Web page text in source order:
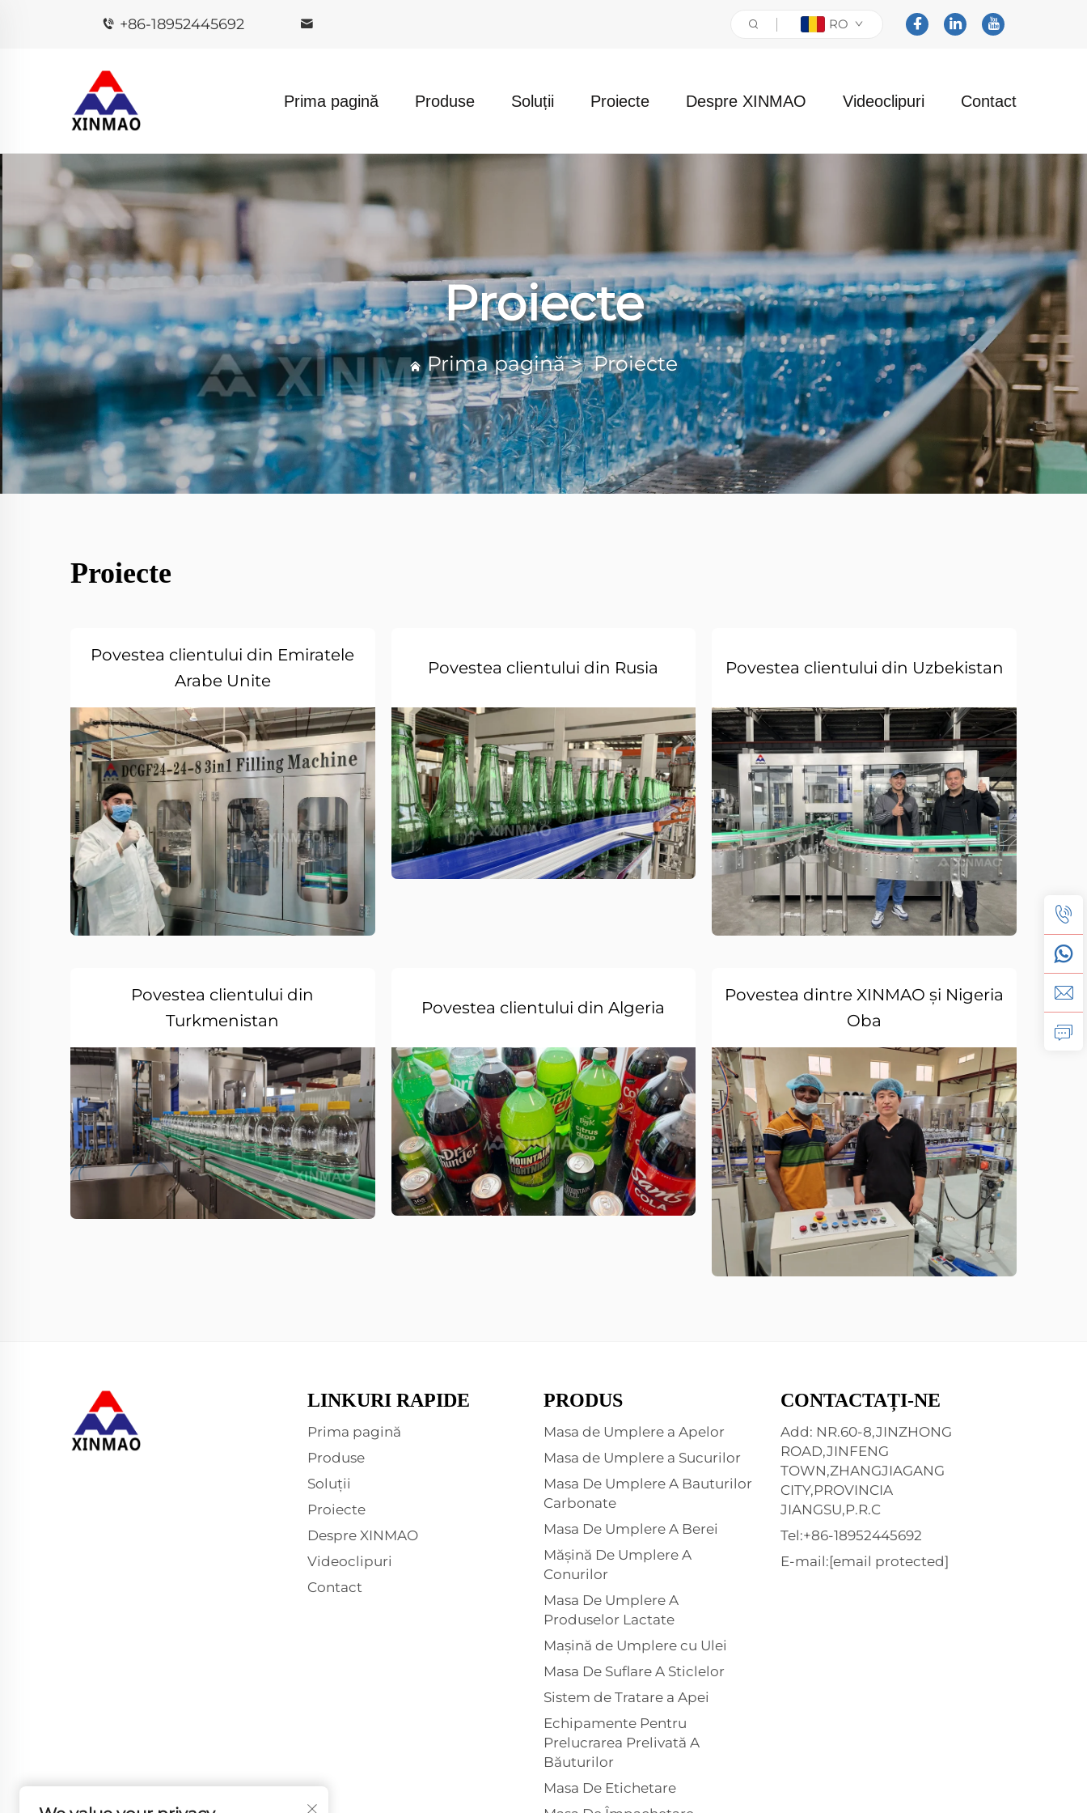
+86-18952445692 RO
Prima pagină Produse Soluții Proiecte Despre XINMAO Videoclipuri Contact
Proiecte
Prima pagină>Proiecte
Proiecte
Povestea clientului din Emiratele
Arabe Unite
Povestea clientului din Rusia Povestea clientului din Uzbekistan
Povestea clientului din
Turkmenistan
Povestea clientului din Algeria
Povestea dintre XINMAO și Nigeria
Oba
LINKURI RAPIDE
Prima pagină
Produse
Soluții
Proiecte
Despre XINMAO
Videoclipuri
Contact
PRODUS
Masa de Umplere a Apelor
Masa de Umplere a Sucurilor
Masa De Umplere A Bauturilor
Carbonate
Masa De Umplere A Berei
Mășină De Umplere A
Conurilor
Masa De Umplere A
Produselor Lactate
Mașină de Umplere cu Ulei
Masa De Suflare A Sticlelor
Sistem de Tratare a Apei
Echipamente Pentru
Prelucrarea Prelivată A
Băuturilor
Masa De Etichetare
CONTACTAȚI-NE
Add: NR.60-8,JINZHONG
ROAD,JINFENG
TOWN,ZHANGJIAGANG
CITY,PROVINCIA
JIANGSU,P.R.C
Tel:+86-18952445692
E-mail:[email protected]